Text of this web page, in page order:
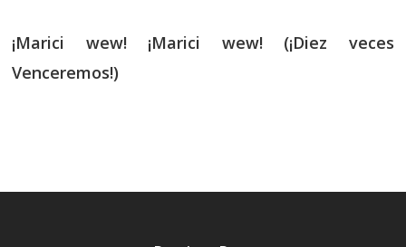
¡Marici wew! ¡Marici wew! (¡Diez veces
Venceremos!)